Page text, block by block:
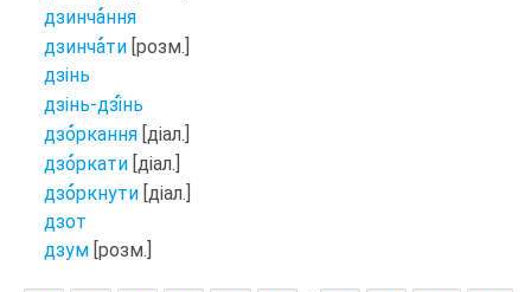
дзинчання
дзинчати [розм.]
дзінь
дзінь-дзінь
дзоркання [діал.]
дзоркати [діал.]
дзоркнути [діал.]
дзот
дзум [розм.]